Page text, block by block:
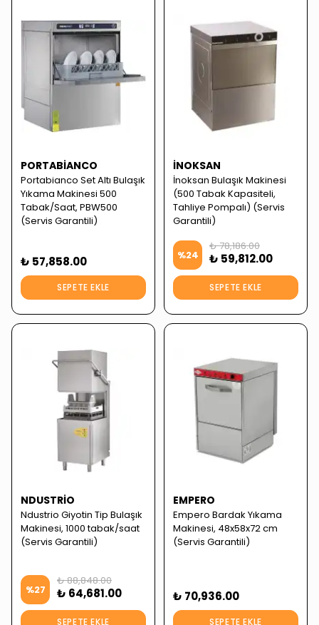
PORTABIANCO
Portabianco Set Altı Bulaşık
Yıkama Makinesi 500
Tabak/Saat, PBW500
(Servis Garantili)
₺ 57,858.00
SEPETE EKLE
İNOKSAN
İnoksan Bulaşık Makinesi
(500 Tabak Kapasiteli,
Tahliye Pompalı) (Servis
Garantili)
%24
₺ 78,186.00
₺ 59,812.00
SEPETE EKLE
NDUSTRIO
Ndustrio Giyotin Tip Bulaşık
Makinesi, 1000 tabak/saat
(Servis Garantili)
%27
₺ 88,848.00
₺ 64,681.00
SEPETE EKLE
EMPERO
Empero Bardak Yıkama
Makinesi, 48x58x72 cm
(Servis Garantili)
₺ 70,936.00
SEPETE EKLE